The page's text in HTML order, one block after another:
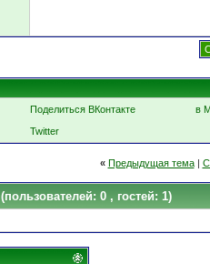
Поделиться ВКонтакте
в
Twitter
« Предыдущая тема|
(пользователей: 0 , гостей: 1)